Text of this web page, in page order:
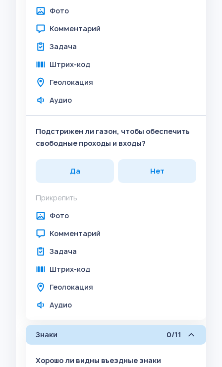
Фото
Комментарий
Задача
Штрих-код
Геолокация
Аудио
Подстрижен ли газон, чтобы обеспечить
свободные проходы и входы?
Да Нет
Прикрепить
Фото
Комментарий
Задача
Штрих-код
Геолокация
Аудио
Знаки 0/11
Хорошо ли видны въездные знаки